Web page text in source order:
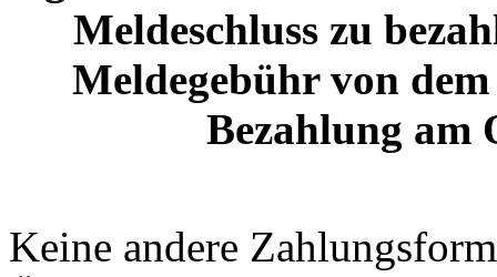
Meldeschluss zu
Meldegebühr von
Bezahlung am
Keine andere